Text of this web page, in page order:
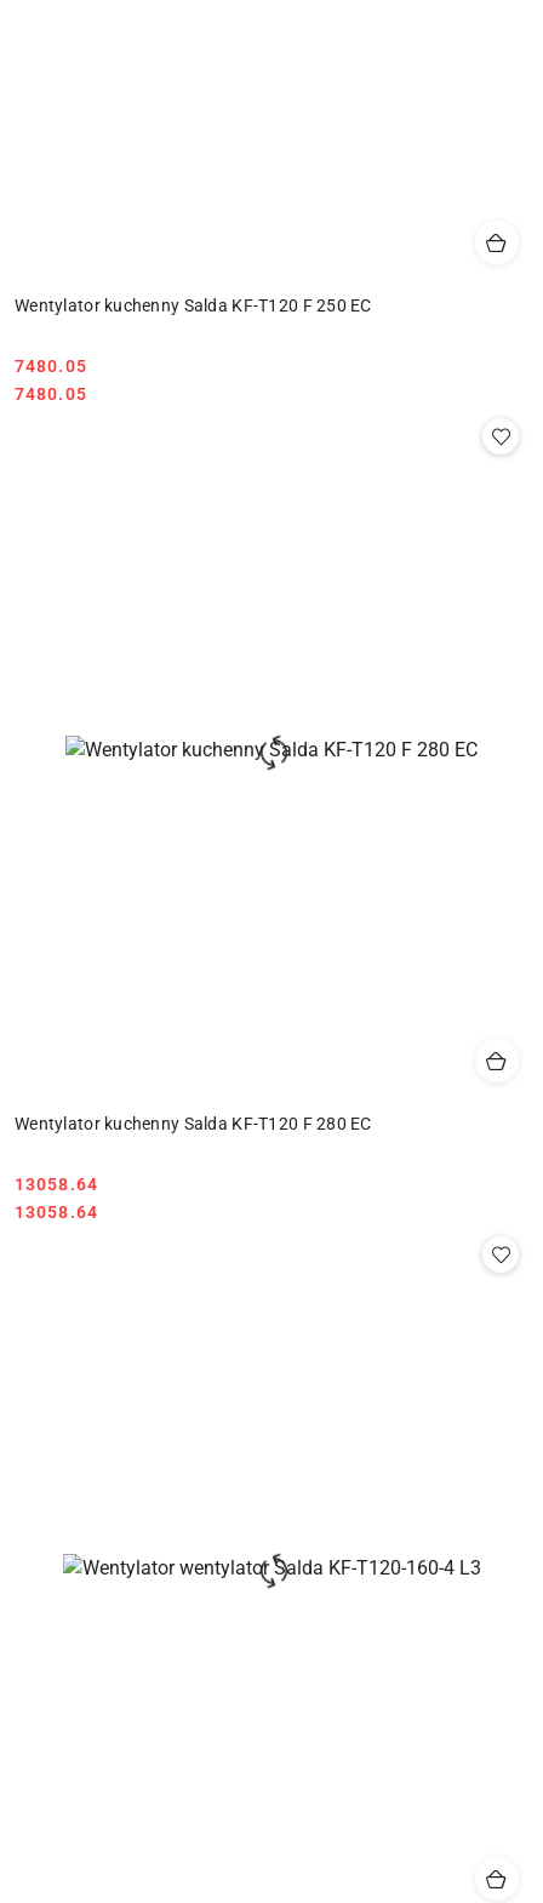
Wentylator kuchenny Salda KF-T120 F 250 EC
Cena:
7480.05
Cena:
7480.05
Wentylator kuchenny Salda KF-T120 F 280 EC
Cena:
13058.64
Cena:
13058.64